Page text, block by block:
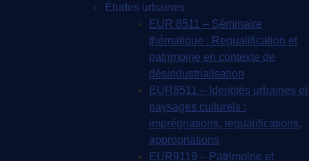
Études urbaines
EUR 8511 – Séminaire
thématique : Requalification et
patrimoine en contexte de
désindustrialisation
EUR8511 – Identités urbaines et
paysages culturels :
imprégnations, requalifications,
appropriations
EUR9119 – Patrimoine et